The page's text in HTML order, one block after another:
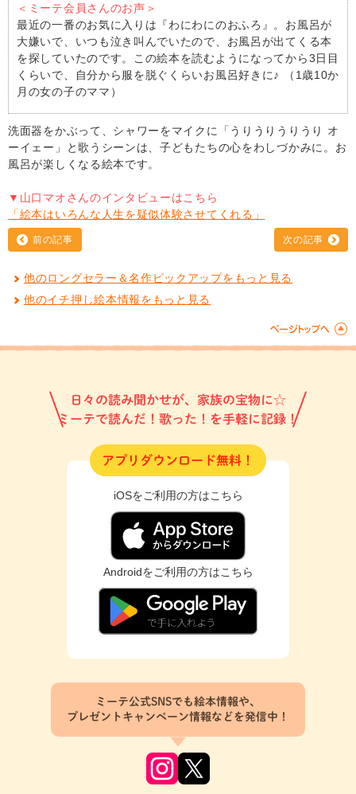
＜ミーテ会員さんのお声＞
最近の一番のお気に入りは『わにわにのおふろ』。お風呂が
大嫌いで、いつも泣き叫んでいたので、お風呂が出てくる本
を探していたのです。この絵本を読むようになってから3日目
くらいで、自分から服を脱ぐくらいお風呂好きに♪ （1歳10か
月の女の子のママ）
洗面器をかぶって、シャワーをマイクに「うりうりうりうり オ
ーイェー」と歌うシーンは、子どもたちの心をわしづかみに。お
風呂が楽しくなる絵本です。
▼山口マオさんのインタビューはこちら
「絵本はいろんな人生を疑似体験させてくれる」
前の記事 次の記事
他のロングセラー＆名作ピックアップをもっと見る
他のイチ押し絵本情報をもっと見る
日々の読み聞かせが、家族の宝物に☆
ミーテで読んだ！歌った！を手軽に記録！
アプリダウンロード無料！
iOSをご利用の方はこちら
Androidをご利用の方はこちら
ミーテ公式SNSでも絵本情報や、
プレゼントキャンペーン情報などを発信中！